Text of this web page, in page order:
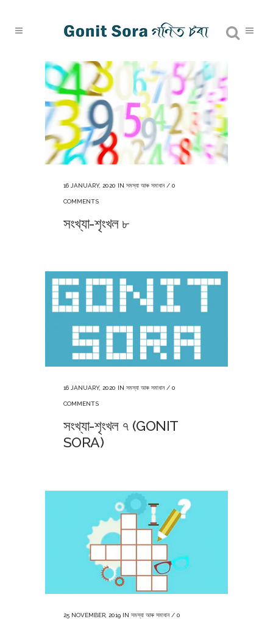
16 JANUARY, 2020 IN সমস্যা আৰু সমাধান/ 0
COMMENTS
সংখ্যা-শৃংখল ৮
16 JANUARY, 2020 IN সমস্যা আৰু সমাধান/ 0
COMMENTS
সংখ্যা-শৃংখল ৭ (GONIT
SORA)
25 NOVEMBER, 2019 IN সমস্যা আৰু সমাধান/ 0